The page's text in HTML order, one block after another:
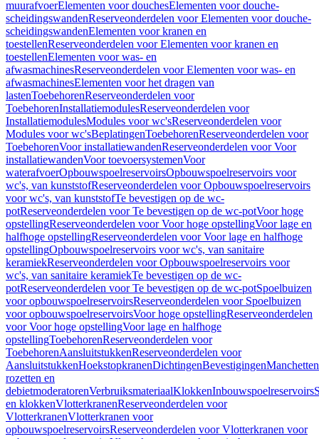
muurafvoerElementen voor douchesElementen voor douche-
scheidingswandenReserveonderdelen voor Elementen voor douche-
scheidingswandenElementen voor kranen en
toestellenReserveonderdelen voor Elementen voor kranen en
toestellenElementen voor was- en
afwasmachinesReserveonderdelen voor Elementen voor was- en
afwasmachinesElementen voor het dragen van
lastenToebehorenReserveonderdelen voor
ToebehorenInstallatiemodulesReserveonderdelen voor
InstallatiemodulesModules voor wc'sReserveonderdelen voor
Modules voor wc'sBeplatingenToebehorenReserveonderdelen voor
ToebehorenVoor installatiewandenReserveonderdelen voor Voor
installatiewandenVoor toevoersystemenVoor
waterafvoerOpbouwspoelreservoirsOpbouwspoelreservoirs voor
wc's, van kunststofReserveonderdelen voor Opbouwspoelreservoirs
voor wc's, van kunststofTe bevestigen op de wc-
potReserveonderdelen voor Te bevestigen op de wc-potVoor hoge
opstellingReserveonderdelen voor Voor hoge opstellingVoor lage en
halfhoge opstellingReserveonderdelen voor Voor lage en halfhoge
opstellingOpbouwspoelreservoirs voor wc's, van sanitaire
keramiekReserveonderdelen voor Opbouwspoelreservoirs voor
wc's, van sanitaire keramiekTe bevestigen op de wc-
potReserveonderdelen voor Te bevestigen op de wc-potSpoelbuizen
voor opbouwspoelreservoirsReserveonderdelen voor Spoelbuizen
voor opbouwspoelreservoirsVoor hoge opstellingReserveonderdelen
voor Voor hoge opstellingVoor lage en halfhoge
opstellingToebehorenReserveonderdelen voor
ToebehorenAansluitstukkenReserveonderdelen voor
AansluitstukkenHoekstopkranenDichtingenBevestigingenManchetten
rozetten en
debietmoderatorenVerbruiksmateriaalKlokkenInbouwspoelreservoirs
en klokkenVlotterkranenReserveonderdelen voor
VlotterkranenVlotterkranen voor
opbouwspoelreservoirsReserveonderdelen voor Vlotterkranen voor